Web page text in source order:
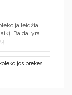
leidžia
Baldai yra
prekes